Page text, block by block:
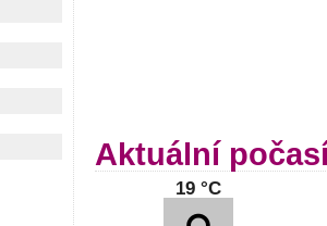
Aktuální
19 °C